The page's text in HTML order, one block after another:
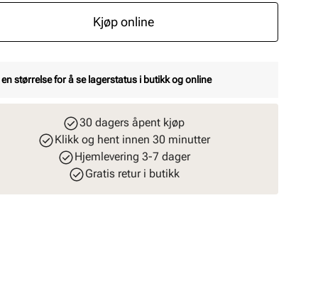
Kjøp online
størrelse for å se lagerstatus i butikk og online
30 dagers åpent kjøp
Klikk og hent innen 30 minutter
Hjemlevering 3-7 dager
Gratis retur i butikk